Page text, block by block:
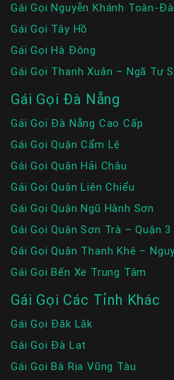
Gái Gọi Nguyễn Khánh Toàn-
Gái Gọi Tây Hồ
Gái Gọi Hà Đông
Gái Gọi Thanh Xuân – Ngã Tư
Gái Gọi Đà Nẵng
Gái Gọi Đà Nẵng Cao Cấp
Gái Gọi Quận Cẩm Lệ
Gái Gọi Quận Hải Châu
Gái Gọi Quận Liên Chiểu
Gái Gọi Quận Ngũ Hành Sơn
Gái Gọi Quận Sơn Trà – Quận 3
Gái Gọi Quận Thanh Khê –
Gái Gọi Bến Xe Trung Tâm
Gái Gọi Các Tỉnh Khác
Gái Gọi Đăk Lăk
Gái Gọi Đà Lạt
Gái Gọi Bà Rịa Vũng Tàu